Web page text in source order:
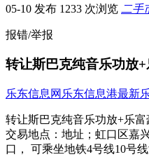
05-10 发布 1233 次浏览 二手
报错/举报
转让斯巴克纯音乐功放
乐东信息网 乐东信息港最新
转让斯巴克纯音乐功放+乐富
交易地点： 地址；虹口区嘉
口， 可乘坐地铁4号线10号